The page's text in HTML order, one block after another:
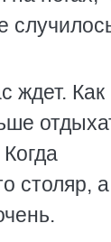
ждет. Как
столяр,